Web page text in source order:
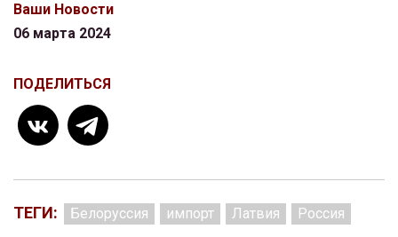
Ваши Новости
06 марта 2024
ПОДЕЛИТЬСЯ
ТЕГИ: Белоруссия импорт Латвия Россия